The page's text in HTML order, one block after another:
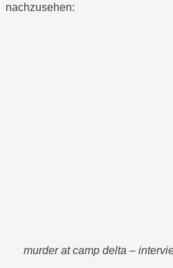
nachzusehen:
murder at camp delta –